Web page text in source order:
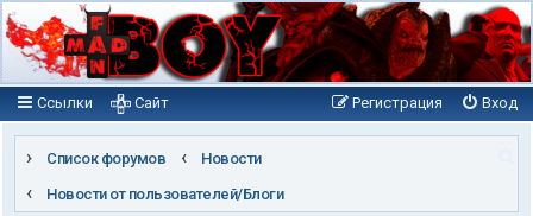
Ссылки Вход
Регистрация
Сайт
Список форумов
Новости
Новости от пользователей/Блоги